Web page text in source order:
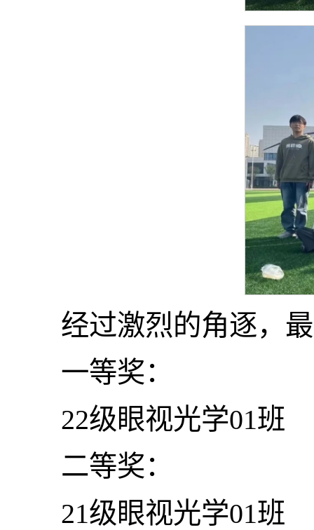
经过激烈的角逐，
一等奖：
22级眼视光学01班
二等奖：
21级眼视光学01班